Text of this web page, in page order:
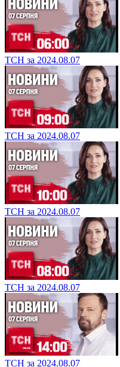
ТСН за 2024.08.07
ТСН за 2024.08.07
ТСН за 2024.08.07
ТСН за 2024.08.07
ТСН за 2024.08.07